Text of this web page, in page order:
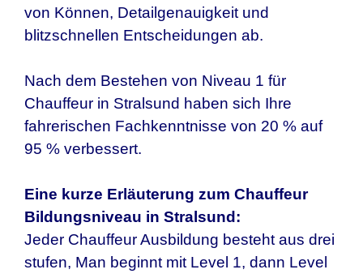
von Können, Detailgenauigkeit und
blitzschnellen Entscheidungen ab.
Nach dem Bestehen von Niveau 1 für
Chauffeur in Stralsund haben sich Ihre
fahrerischen Fachkenntnisse von 20 % auf
95 % verbessert.
Eine kurze Erläuterung zum Chauffeur
Bildungsniveau in Stralsund:
Jeder Chauffeur Ausbildung besteht aus drei
stufen, Man beginnt mit Level 1, dann Level